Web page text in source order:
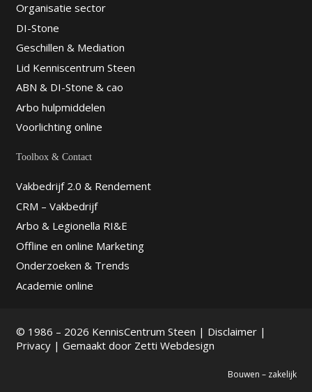
Organisatie sector
DI-Stone
Geschillen & Mediation
Lid Kenniscentrum Steen
ABN & DI-Stone & cao
Arbo hulpmiddelen
Voorlichting online
Toolbox & Contact
Vakbedrijf 2.0 & Rendement
CRM – Vakbedrijf
Arbo & Legionella RI&E
Offline en online Marketing
Onderzoeken & Trends
Academie online
© 1986 – 2026 KennisCentrum Steen | Disclaimer|
Privacy| Gemaakt door Zetti Webdesign
Bouwen – zakelijk